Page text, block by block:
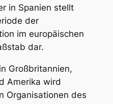
in Spanien stellt
der
im europäischen
dar.
Großbritannien,
Amerika wird
Organisationen des